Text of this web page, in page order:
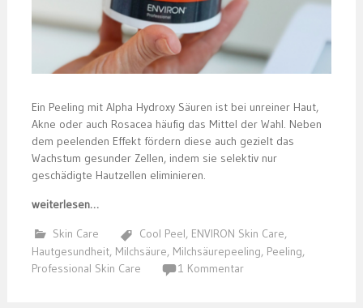
Ein Peeling mit Alpha Hydroxy Säuren ist bei unreiner Haut,
Akne oder auch Rosacea häufig das Mittel der Wahl. Neben
dem peelenden Effekt fördern diese auch gezielt das
Wachstum gesunder Zellen, indem sie selektiv nur
geschädigte Hautzellen eliminieren.
weiterlesen…
Skin Care
Cool Peel, ENVIRON Skin Care,
Hautgesundheit, Milchsäure, Milchsäurepeeling, Peeling,
Professional Skin Care
1 Kommentar